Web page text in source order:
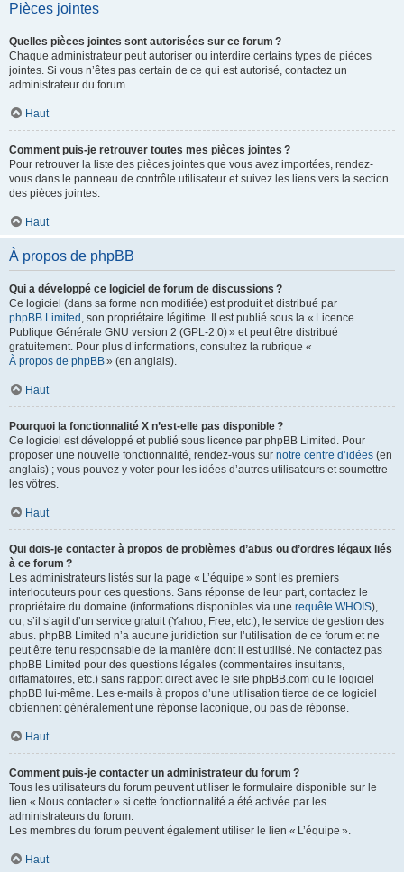
Pièces jointes
Quelles pièces jointes sont autorisées sur ce forum ?
Chaque administrateur peut autoriser ou interdire certains types de pièces
jointes. Si vous n’êtes pas certain de ce qui est autorisé, contactez un
administrateur du forum.
Haut
Comment puis-je retrouver toutes mes pièces jointes ?
Pour retrouver la liste des pièces jointes que vous avez importées, rendez-
vous dans le panneau de contrôle utilisateur et suivez les liens vers la section
des pièces jointes.
Haut
À propos de phpBB
Qui a développé ce logiciel de forum de discussions ?
Ce logiciel (dans sa forme non modifiée) est produit et distribué par
phpBB Limited , son propriétaire légitime. Il est publié sous la « Licence
Publique Générale GNU version 2 (GPL-2.0) » et peut être distribué
gratuitement. Pour plus d’informations, consultez la rubrique «
À propos de phpBB» (en anglais).
Haut
Pourquoi la fonctionnalité X n’est-elle pas disponible ?
Ce logiciel est développé et publié sous licence par phpBB Limited. Pour
proposer une nouvelle fonctionnalité, rendez-vous sur notre centre d’idées (en
anglais) ; vous pouvez y voter pour les idées d’autres utilisateurs et soumettre
les vôtres.
Haut
Qui dois-je contacter à propos de problèmes d’abus ou d’ordres légaux liés
à ce forum ?
Les administrateurs listés sur la page « L’équipe » sont les premiers
interlocuteurs pour ces questions. Sans réponse de leur part, contactez le
propriétaire du domaine (informations disponibles via une requête WHOIS),
ou, s’il s’agit d’un service gratuit (Yahoo, Free, etc.), le service de gestion des
abus. phpBB Limited n’a aucune juridiction sur l’utilisation de ce forum et ne
peut être tenu responsable de la manière dont il est utilisé. Ne contactez pas
phpBB Limited pour des questions légales (commentaires insultants,
diffamatoires, etc.) sans rapport direct avec le site phpBB.com ou le logiciel
phpBB lui-même. Les e-mails à propos d’une utilisation tierce de ce logiciel
obtiennent généralement une réponse laconique, ou pas de réponse.
Haut
Comment puis-je contacter un administrateur du forum ?
Tous les utilisateurs du forum peuvent utiliser le formulaire disponible sur le
lien « Nous contacter » si cette fonctionnalité a été activée par les
administrateurs du forum.
Les membres du forum peuvent également utiliser le lien « L’équipe ».
Haut